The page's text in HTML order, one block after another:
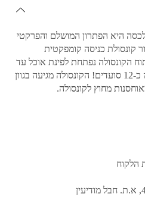
היא הפתרון המושלם והפרקטי
קונסולת כניסה קומפקטית
הקונסולה נפתחת לפינת אוכל עד
2.3 מטרים שניתן לארח סביבה כ-12 סועדים! הקונסולה מגיעה בגוון
מחוץ לקונסולה.
הלקוח